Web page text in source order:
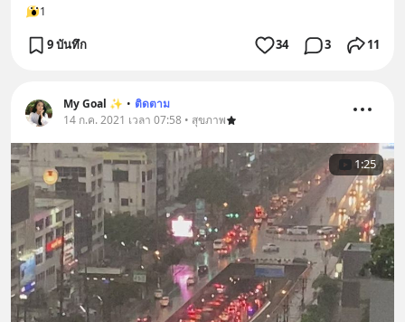
1
9 บันทึก 34 3 11
My Goal ✨ • ติดตาม
14 ก.ค. 2021 เวลา 07:58 • สุขภาพ
1:25